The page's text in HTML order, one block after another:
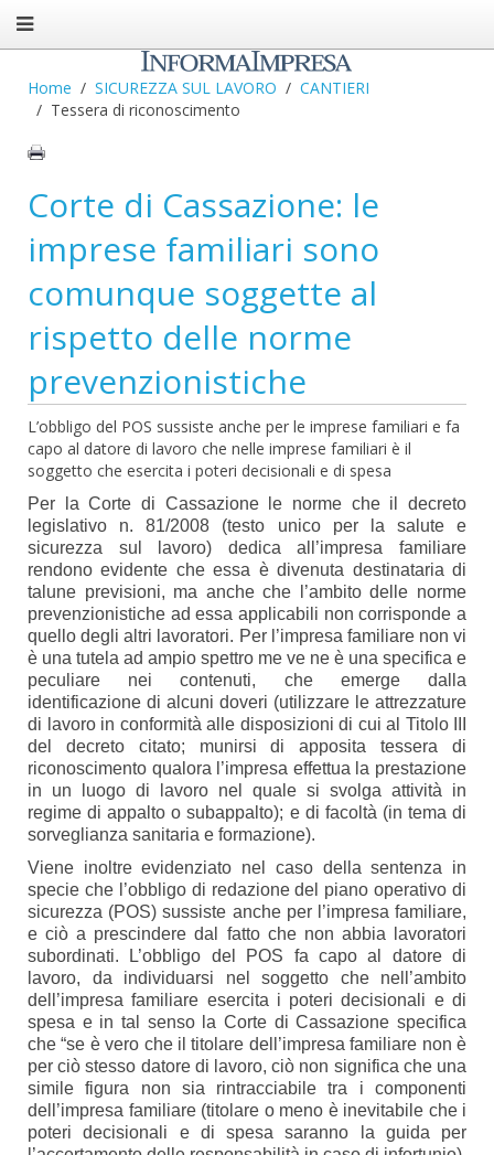
Home SICUREZZA SUL LAVORO
CANTIERI
Tessera di riconoscimento
Corte di Cassazione: le
imprese familiari sono
comunque soggette al
rispetto delle norme
prevenzionistiche
L’obbligo del POS sussiste anche per le imprese familiari e fa
capo al datore di lavoro che nelle imprese familiari è il
soggetto che esercita i poteri decisionali e di spesa
Per la Corte di Cassazione le norme che il decreto
legislativo n. 81/2008 (testo unico per la salute e
sicurezza sul lavoro) dedica all’impresa familiare
rendono evidente che essa è divenuta destinataria di
talune previsioni, ma anche che l’ambito delle norme
prevenzionistiche ad essa applicabili non corrisponde a
quello degli altri lavoratori. Per l’impresa familiare non vi
è una tutela ad ampio spettro me ve ne è una specifica e
peculiare nei contenuti, che emerge dalla
identificazione di alcuni doveri (utilizzare le attrezzature
di lavoro in conformità alle disposizioni di cui al Titolo III
del decreto citato; munirsi di apposita tessera di
riconoscimento qualora l’impresa effettua la prestazione
in un luogo di lavoro nel quale si svolga attività in
regime di appalto o subappalto); e di facoltà (in tema di
sorveglianza sanitaria e formazione).
Viene inoltre evidenziato nel caso della sentenza in
specie che l’obbligo di redazione del piano operativo di
sicurezza (POS) sussiste anche per l’impresa familiare,
e ciò a prescindere dal fatto che non abbia lavoratori
subordinati. L’obbligo del POS fa capo al datore di
lavoro, da individuarsi nel soggetto che nell’ambito
dell’impresa familiare esercita i poteri decisionali e di
spesa e in tal senso la Corte di Cassazione specifica
che “se è vero che il titolare dell’impresa familiare non è
per ciò stesso datore di lavoro, ciò non significa che una
simile figura non sia rintracciabile tra i componenti
dell’impresa familiare (titolare o meno è inevitabile che i
poteri decisionali e di spesa saranno la guida per